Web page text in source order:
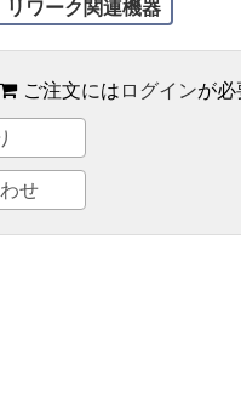
リワーク関連機器
ご注文には ログインが必
せ